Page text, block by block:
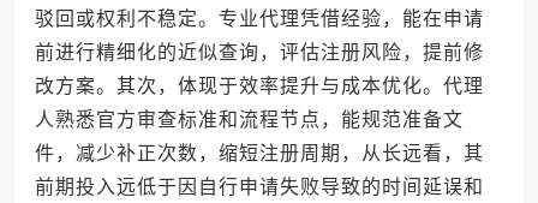
驳回或权利不稳定。专业代理凭借经验，能在申请
前进行精细化的近似查询，评估注册风险，提前修
改方案。其次，体现于效率提升与成本优化。代理
人熟悉官方审查标准和流程节点，能规范准备文
件，减少补正次数，缩短注册周期，从长远看，其
前期投入远低于因自行申请失败导致的时间延误和